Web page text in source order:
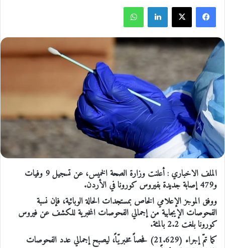
فيسبوك
الملف الاخباري : أعلنت وزارة الصحة الخميس، عن تسجيل 9 وفيات
و479 إصابة جديدة بفيروس كورونا في الأردن.
ووفق الموجز الإعلامي الخاص بمستجدات الحالة الوبائية، فإن نسبة
الفحوصات الإيجابية من إجمالي الفحوصات المخبرية للكشف عن فيروس
كورونا بلغت 2.2 بالمئة.
كما تمّ إجراء (21.629) فحصاً مخبريّاً، ليصبح إجمالي عدد الفحوصات